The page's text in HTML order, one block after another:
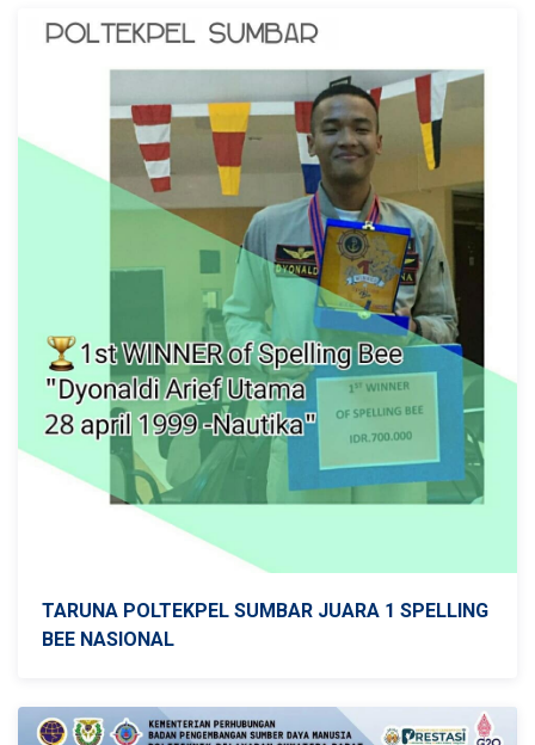
TARUNA POLTEKPEL SUMBAR JUARA 1 SPELLING
BEE NASIONAL